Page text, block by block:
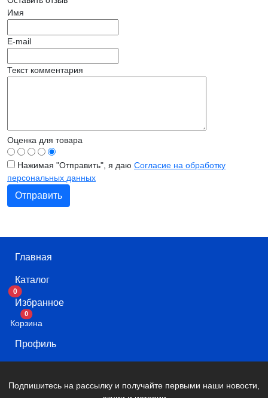
Имя
E-mail
Текст комментария
Оценка для товара
Нажимая "Отправить", я даю Согласие на обработку
персональных данных
Главная
Каталог
0
Избранное
Корзина
0В корзину
Профиль
Подпишитесь на рассылку и получайте первыми наши новости,